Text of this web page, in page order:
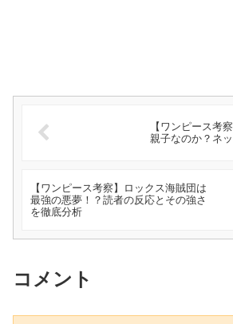
【ワンピース考
親子なのか？ネ
【ワンピース考察】ロックス海賊団は
最強の悪夢！？読者の反応とその強さ
を徹底分析
コメント